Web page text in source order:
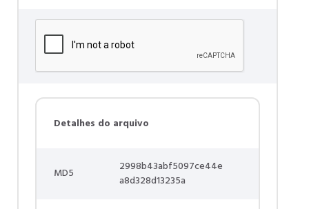
Detalhes do arquivo
MD5
2998b43abf5097ce44e
a8d328d13235a